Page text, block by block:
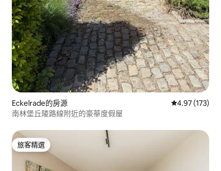
Eckelrade的房源 從 173 則評價
4.97 (173)
南林堡丘陵路線附近的豪華度假屋
旅客精選
旅客精選